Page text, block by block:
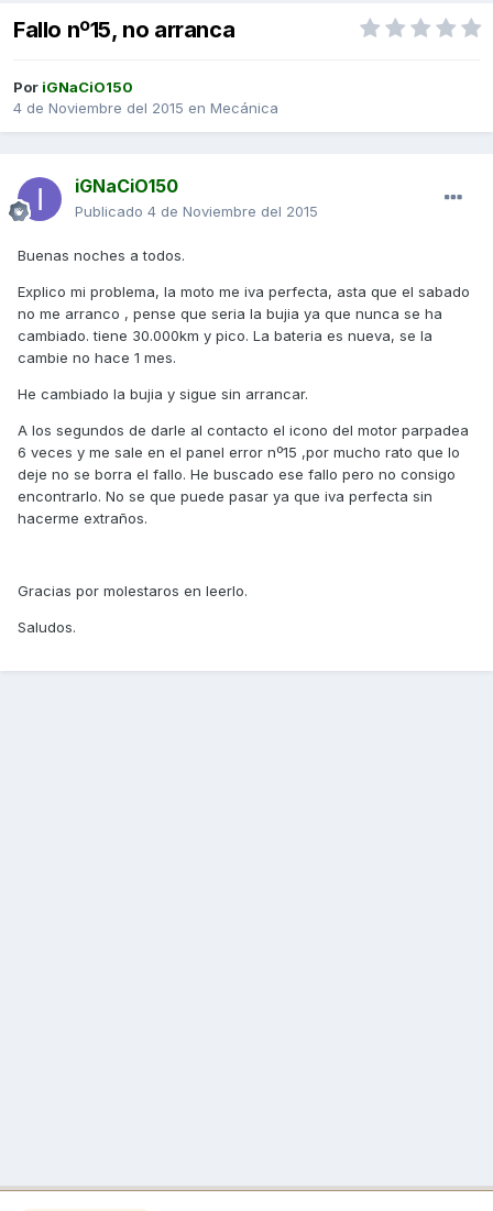
Fallo nº15, no arranca
Por iGNaCiO150
4 de Noviembre del 2015 en Mecánica
iGNaCiO150
Publicado 4 de Noviembre del 2015
Buenas noches a todos.
Explico mi problema, la moto me iva perfecta, asta que el sabado
no me arranco , pense que seria la bujia ya que nunca se ha
cambiado. tiene 30.000km y pico. La bateria es nueva, se la
cambie no hace 1 mes.
He cambiado la bujia y sigue sin arrancar.
A los segundos de darle al contacto el icono del motor parpadea
6 veces y me sale en el panel error nº15 ,por mucho rato que lo
deje no se borra el fallo. He buscado ese fallo pero no consigo
encontrarlo. No se que puede pasar ya que iva perfecta sin
hacerme extraños.
Gracias por molestaros en leerlo.
Saludos.